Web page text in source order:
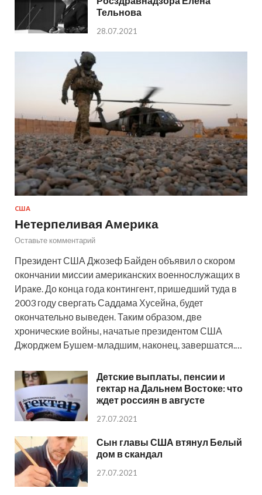
Тельнова
28.07.2021
США
Нетерпеливая Америка
Оставьте комментарий
Президент США Джозеф Байден объявил о скором
окончании миссии американских военнослужащих в
Ираке. До конца года контингент, пришедший туда в
2003 году свергать Саддама Хусейна, будет
окончательно выведен. Таким образом, две
хронические войны, начатые президентом США
Джорджем Бушем-младшим, наконец, завершатся.…
Детские выплаты, пенсии и
гектар на Дальнем Востоке: что
ждет россиян в августе
27.07.2021
Сын главы США втянул Белый
дом в скандал
27.07.2021